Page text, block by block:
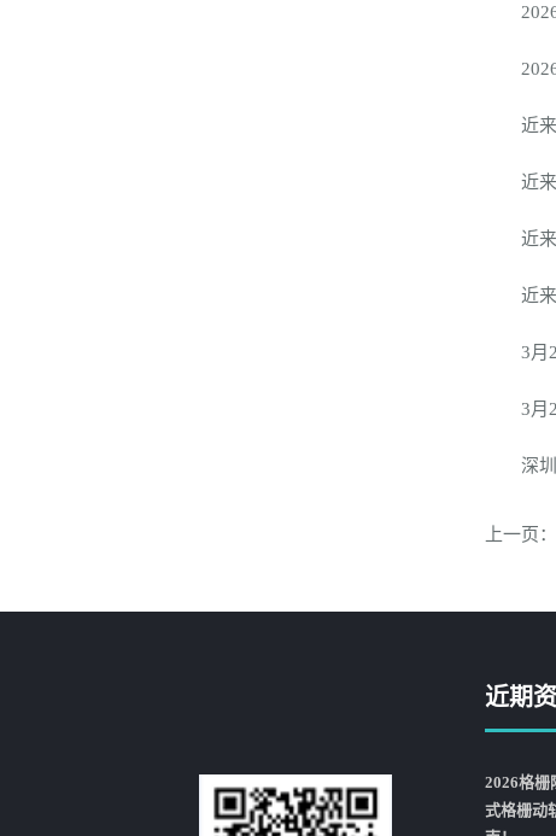
2026
2026
近来，
近来，
近来，
近来，
3月27
3月27
深圳地
上一页：
近期
2026格栅
式格栅动